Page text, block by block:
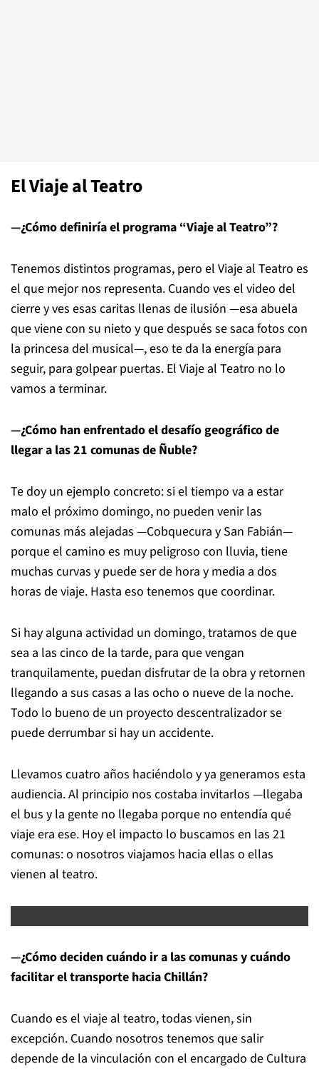
El Viaje al Teatro
—¿Cómo definiría el programa “Viaje al Teatro”?
Tenemos distintos programas, pero el Viaje al Teatro es
el que mejor nos representa. Cuando ves el video del
cierre y ves esas caritas llenas de ilusión —esa abuela
que viene con su nieto y que después se saca fotos con
la princesa del musical—, eso te da la energía para
seguir, para golpear puertas. El Viaje al Teatro no lo
vamos a terminar.
—¿Cómo han enfrentado el desafío geográfico de
llegar a las 21 comunas de Ñuble?
Te doy un ejemplo concreto: si el tiempo va a estar
malo el próximo domingo, no pueden venir las
comunas más alejadas —Cobquecura y San Fabián—
porque el camino es muy peligroso con lluvia, tiene
muchas curvas y puede ser de hora y media a dos
horas de viaje. Hasta eso tenemos que coordinar.
Si hay alguna actividad un domingo, tratamos de que
sea a las cinco de la tarde, para que vengan
tranquilamente, puedan disfrutar de la obra y retornen
llegando a sus casas a las ocho o nueve de la noche.
Todo lo bueno de un proyecto descentralizador se
puede derrumbar si hay un accidente.
Llevamos cuatro años haciéndolo y ya generamos esta
audiencia. Al principio nos costaba invitarlos —llegaba
el bus y la gente no llegaba porque no entendía qué
viaje era ese. Hoy el impacto lo buscamos en las 21
comunas: o nosotros viajamos hacia ellas o ellas
vienen al teatro.
—¿Cómo deciden cuándo ir a las comunas y cuándo
facilitar el transporte hacia Chillán?
Cuando es el viaje al teatro, todas vienen, sin
excepción. Cuando nosotros tenemos que salir
depende de la vinculación con el encargado de Cultura